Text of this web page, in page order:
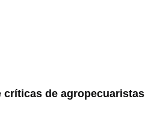
críticas de agropecuaristas